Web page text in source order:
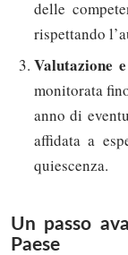
delle
rispettando
Valutazione
monitorata
anno di
affidata a
quiescenza.
Un passo
Paese